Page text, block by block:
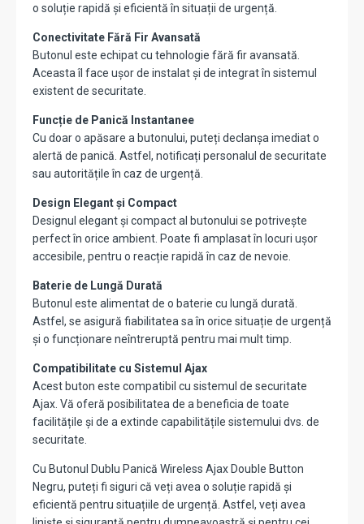
o soluție rapidă și eficientă în situații de urgență.
Conectivitate Fără Fir Avansată
Butonul este echipat cu tehnologie fără fir avansată.
Aceasta îl face ușor de instalat și de integrat în sistemul
existent de securitate.
Funcție de Panică Instantanee
Cu doar o apăsare a butonului, puteți declanșa imediat o
alertă de panică. Astfel, notificați personalul de securitate
sau autoritățile în caz de urgență.
Design Elegant și Compact
Designul elegant și compact al butonului se potrivește
perfect în orice ambient. Poate fi amplasat în locuri ușor
accesibile, pentru o reacție rapidă în caz de nevoie.
Baterie de Lungă Durată
Butonul este alimentat de o baterie cu lungă durată.
Astfel, se asigură fiabilitatea sa în orice situație de urgență
și o funcționare neîntreruptă pentru mai mult timp.
Compatibilitate cu Sistemul Ajax
Acest buton este compatibil cu sistemul de securitate
Ajax. Vă oferă posibilitatea de a beneficia de toate
facilitățile și de a extinde capabilitățile sistemului dvs. de
securitate.
Cu Butonul Dublu Panică Wireless Ajax Double Button
Negru, puteți fi siguri că veți avea o soluție rapidă și
eficientă pentru situațiile de urgență. Astfel, veți avea